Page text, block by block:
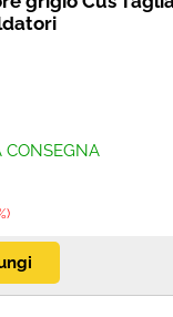
CONSEGNA